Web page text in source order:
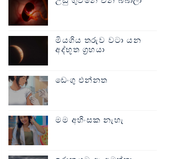
මියගිය තරුව වටා යන
අද්භූත ග්‍රහයා
ඩෙංගු එන්නත
මම අහිංසක නැහැ